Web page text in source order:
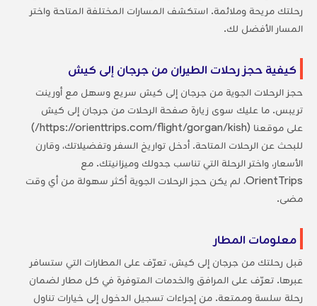
رحلتك مريحة وملائمة. استكشف المسارات المختلفة المتاحة واختر
المسار الأفضل لك.
كيفية حجز رحلات الطيران من جرجان إلى كيش
حجز الرحلات الجوية من جرجان إلى كيش سريع وسهل مع أورينت
تريبس. ما عليك سوى زيارة صفحة الرحلات من جرجان إلى كيش
على موقعنا (https://orienttrips.com/flight/gorgan/kish/)
للبحث عن الرحلات المتاحة. أدخل تواريخ السفر وتفضيلاتك، وقارن
الأسعار، واختر الرحلة التي تناسب جدولك وميزانيتك. مع
OrientTrips، لم يكن حجز الرحلات الجوية أكثر سهولة من أي وقت
مضى.
معلومات المطار
قبل رحلتك من جرجان إلى كيش، تعرّف على المطارات التي ستسافر
عبرها. تعرّف على المرافق والخدمات المتوفرة في كل مطار لضمان
رحلة سلسة وممتعة. من إجراءات تسجيل الدخول إلى خيارات تناول